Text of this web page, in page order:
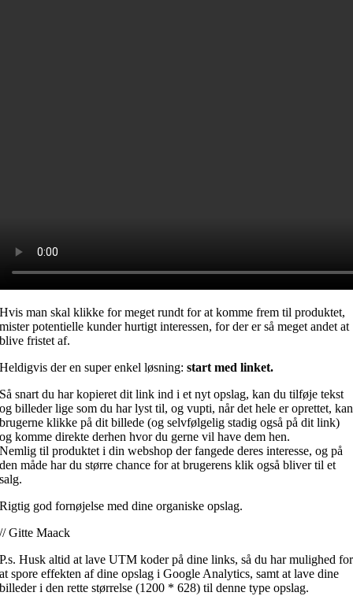
Hvis man skal klikke for meget rundt for at komme frem til produktet,
mister potentielle kunder hurtigt interessen, for der er så meget andet at
blive fristet af.
Heldigvis der en super enkel løsning:start med linket.
Så snart du har kopieret dit link ind i et nyt opslag, kan du tilføje tekst
og billeder lige som du har lyst til, og vupti, når det hele er oprettet, kan
brugerne klikke på dit billede (og selvfølgelig stadig også på dit link)
og komme direkte derhen hvor du gerne vil have dem hen.
Nemlig til produktet i din webshop der fangede deres interesse, og på
den måde har du større chance for at brugerens klik også bliver til et
salg.
Rigtig god fornøjelse med dine organiske opslag.
// Gitte Maack
P.s. Husk altid at lave UTM koder på dine links, så du har mulighed for
at spore effekten af dine opslag i Google Analytics, samt at lave dine
billeder i den rette størrelse (1200 * 628) til denne type opslag.